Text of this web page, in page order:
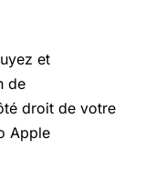
et
de
droit de votre
Apple